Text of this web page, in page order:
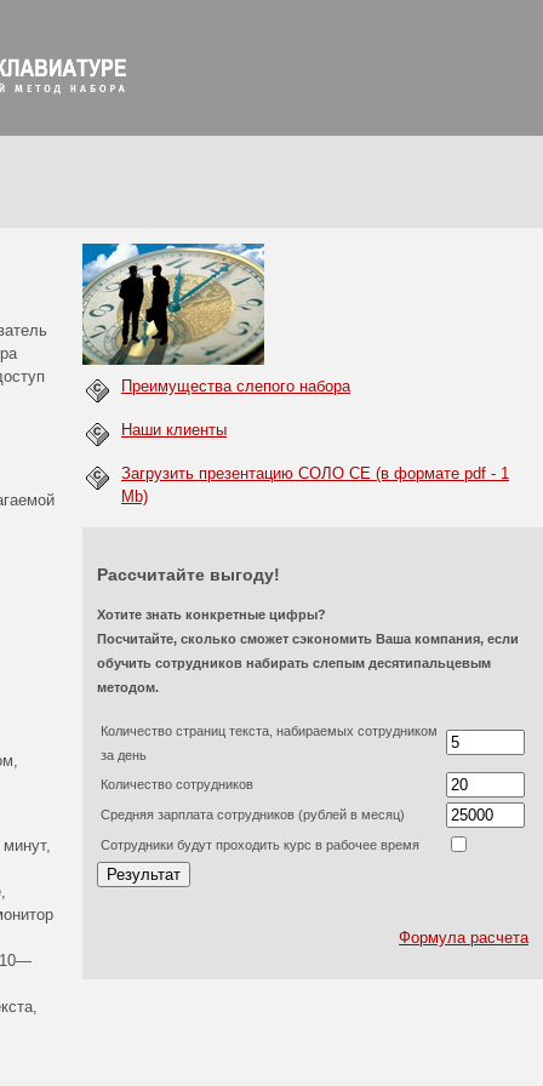
10—
Преимущества слепого набора
Наши клиенты
Загрузить презентацию СОЛО CE (в формате pdf - 1
Mb)
Рассчитайте выгоду!
Хотите знать конкретные цифры?
Посчитайте, сколько сможет сэкономить Ваша компания, если
обучить сотрудников набирать слепым десятипальцевым
методом.
Количество страниц текста, набираемых сотрудником
за день
Количество сотрудников
Средняя зарплата сотрудников (рублей в месяц)
Сотрудники будут проходить курс в рабочее время
Формула расчета